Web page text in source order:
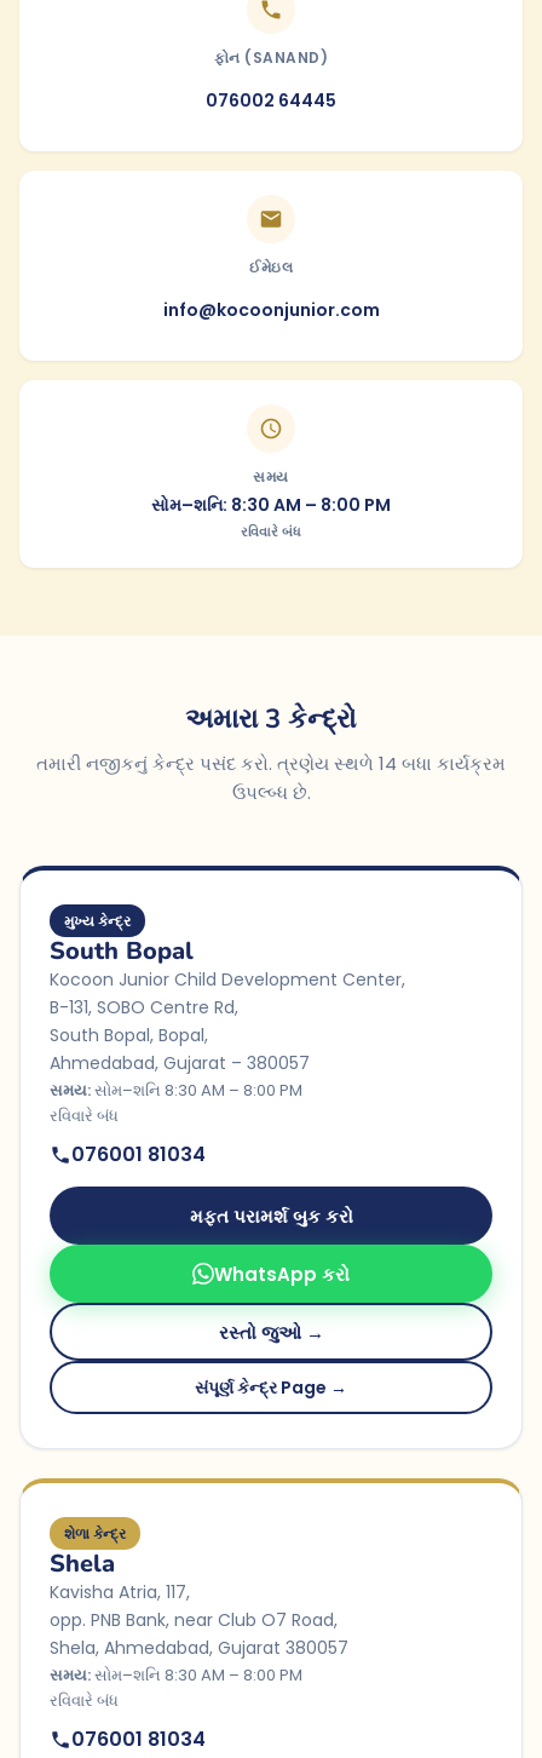
ફોન (SANAND)
076002 64445
ઈમેઇલ
info@kocoonjunior.com
સમય
સોમ–શનિ: 8:30 AM – 8:00 PM
રવિવારે બંધ
અમારા 3 કેન્દ્રો
તમારી નજીકનું કેન્દ્ર પસંદ કરો. ત્રણેય સ્થળે 14 બધા કાર્યક્રમ
ઉપલ્બ્ધ છે.
મુખ્ય કેન્દ્ર
South Bopal
Kocoon Junior Child Development Center,
B-131, SOBO Centre Rd,
South Bopal, Bopal,
Ahmedabad, Gujarat – 380057
સમય:સોમ–શનિ 8:30 AM – 8:00 PM
રવિવારે બંધ
076001 81034
મફત પરામર્શ બુક કરો
WhatsApp કરો
રસ્તો જુઓ →
સંપૂર્ણ કેન્દ્ર Page →
શેળા કેન્દ્ર
Shela
Kavisha Atria, 117,
opp. PNB Bank, near Club O7 Road,
Shela, Ahmedabad, Gujarat 380057
સમય:સોમ–શનિ 8:30 AM – 8:00 PM
રવિવારે બંધ
076001 81034